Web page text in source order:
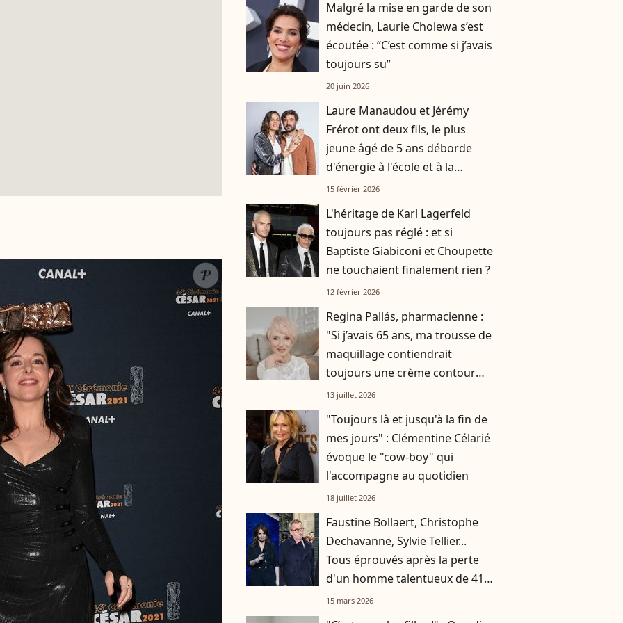
Malgré la mise en garde de son
médecin, Laurie Cholewa s’est
écoutée : “C’est comme si j’avais
toujours su”
20 juin 2026
Laure Manaudou et Jérémy
Frérot ont deux fils, le plus
jeune âgé de 5 ans déborde
d'énergie à l'école et à la
maison : "Si je pouvais..."
15 février 2026
L'héritage de Karl Lagerfeld
toujours pas réglé : et si
Baptiste Giabiconi et Choupette
ne touchaient finalement rien ?
12 février 2026
Regina Pallás, pharmacienne :
"Si j’avais 65 ans, ma trousse de
maquillage contiendrait
toujours une crème contour
des yeux et une protection
13 juillet 2026
"Toujours là et jusqu'à la fin de
mes jours" : Clémentine Célarié
évoque le "cow-boy" qui
l'accompagne au quotidien
18 juillet 2026
Faustine Bollaert, Christophe
Dechavanne, Sylvie Tellier...
Tous éprouvés après la perte
d'un homme talentueux de 41
ans : "Antoni était si solaire, si
15 mars 2026